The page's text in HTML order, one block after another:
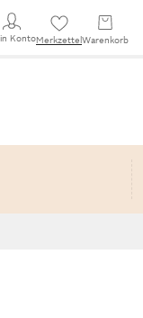
KontoMerkzettel Warenkorb